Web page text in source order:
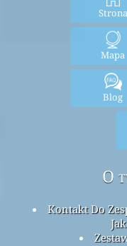
Strona
Mapa
Blog
O
Kontakt Do